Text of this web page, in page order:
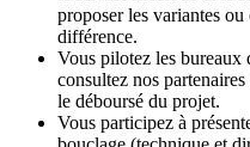
proposer les variantes
différence.
Vous pilotez les bureaux
consultez nos
le déboursé du projet.
Vous participez à